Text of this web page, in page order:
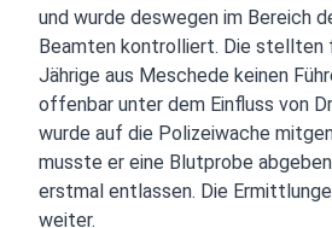
und wurde deswegen im Bereich
Beamten kontrolliert. Die stellten
Jährige aus Meschede keinen
offenbar unter dem Einfluss von
wurde auf die Polizeiwache
musste er eine Blutprobe
erstmal entlassen. Die
weiter.